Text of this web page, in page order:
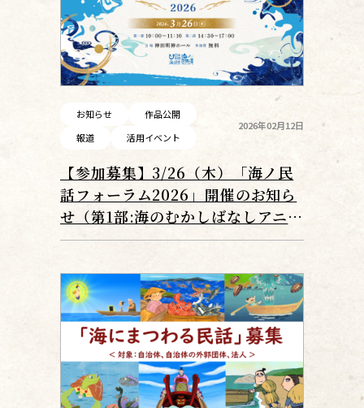
お知らせ
作品公開
報道
活用イベント
2026年02月12日
【参加募集】3/26（木）「海ノ民
話フォーラム2026」開催のお知ら
せ（第1部:海のむかしばなしアニメ
上映会、第2部:スペシャルセッシ